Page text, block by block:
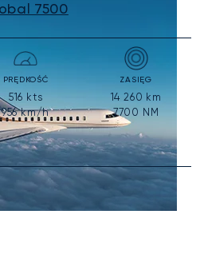
7500
PRĘDKOŚĆ
516 kts
956km/h
ZASIĘG
14 260 km
7700 NM